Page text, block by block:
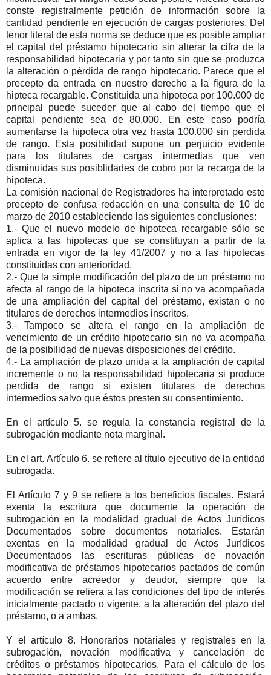
conste registralmente petición de información sobre la
cantidad pendiente en ejecución de cargas posteriores. Del
tenor literal de esta norma se deduce que es posible ampliar
el capital del préstamo hipotecario sin alterar la cifra de la
responsabilidad hipotecaria y por tanto sin que se produzca
la alteración o pérdida de rango hipotecario. Parece que el
precepto da entrada en nuestro derecho a la figura de la
hipteca recargable. Constituida una hipoteca por 100.000 de
principal puede suceder que al cabo del tiempo que el
capital pendiente sea de 80.000. En este caso podría
aumentarse la hipoteca otra vez hasta 100.000 sin perdida
de rango. Esta posibilidad supone un perjuicio evidente
para los titulares de cargas intermedias que ven
disminuidas sus posiblidades de cobro por la recarga de la
hipoteca.
La comisión nacional de Registradores ha interpretado este
precepto de confusa redacción en una consulta de 10 de
marzo de 2010 estableciendo las siguientes conclusiones:
1.- Que el nuevo modelo de hipoteca recargable sólo se
aplica a las hipotecas que se constituyan a partir de la
entrada en vigor de la ley 41/2007 y no a las hipotecas
constituidas con anterioridad.
2.- Que la simple modificación del plazo de un préstamo no
afecta al rango de la hipoteca inscrita si no va acompañada
de una ampliación del capital del préstamo, existan o no
titulares de derechos intermedios inscritos.
3.- Tampoco se altera el rango en la ampliación de
vencimiento de un crédito hipotecario sin no va acompaña
de la posibilidad de nuevas disposiciones del crédito.
4.- La ampliación de plazo unida a la ampliación de capital
incremente o no la responsabilidad hipotecaria si produce
perdida de rango si existen titulares de derechos
intermedios salvo que éstos presten su consentimiento.
En el artículo 5. se regula la constancia registral de la
subrogación mediante nota marginal.
En el art. Artículo 6. se refiere al título ejecutivo de la entidad
subrogada.
El Artículo 7 y 9 se refiere a los beneficios fiscales. Estará
exenta la escritura que documente la operación de
subrogación en la modalidad gradual de Actos Jurídicos
Documentados sobre documentos notariales. Estarán
exentas en la modalidad gradual de Actos Jurídicos
Documentados las escrituras públicas de novación
modificativa de préstamos hipotecarios pactados de común
acuerdo entre acreedor y deudor, siempre que la
modificación se refiera a las condiciones del tipo de interés
inicialmente pactado o vigente, a la alteración del plazo del
préstamo, o a ambas.
Y el artículo 8. Honorarios notariales y registrales en la
subrogación, novación modificativa y cancelación de
créditos o préstamos hipotecarios. Para el cálculo de los